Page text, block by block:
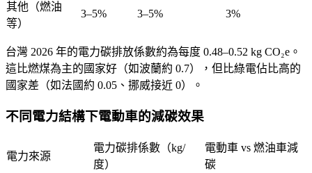
其他（燃油
等）
3–5% 3–5% 3%
台灣 2026 年的電力碳排放係數約為每度 0.48–0.52 kg CO₂e。
這比燃煤為主的國家好（如波蘭約 0.7），但比綠電佔比高的
國家差（如法國約 0.05、挪威接近 0）。
不同電力結構下電動車的減碳效果
電力來源
電力碳排係數（kg/
度）
電動車 vs 燃油車減
碳